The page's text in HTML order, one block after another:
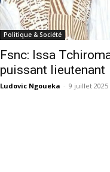
Politique & Société
Fsnc: Issa
puissant lieutenant
Ludovic Ngoueka - 9 juillet 2025